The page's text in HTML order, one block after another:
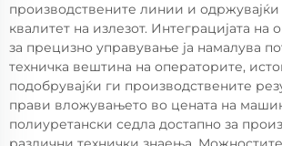
производствените линии и одржувајќи
квалитет на излезот. Интеграцијата на
за прецизно управување ја намалува
техничка вештина на операторите,
подобрувајќи ги производствените
прави вложувањето во цената на
полиуретански седла достапно за